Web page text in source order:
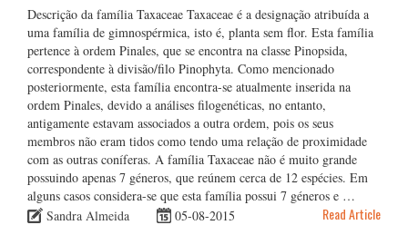
Descrição da família Taxaceae Taxaceae é a designação atribuída a
uma família de gimnospérmica, isto é, planta sem flor. Esta família
pertence à ordem Pinales, que se encontra na classe Pinopsida,
correspondente à divisão/filo Pinophyta. Como mencionado
posteriormente, esta família encontra-se atualmente inserida na
ordem Pinales, devido a análises filogenéticas, no entanto,
antigamente estavam associados a outra ordem, pois os seus
membros não eram tidos como tendo uma relação de proximidade
com as outras coníferas. A família Taxaceae não é muito grande
possuindo apenas 7 géneros, que reúnem cerca de 12 espécies. Em
alguns casos considera-se que esta família possui 7 géneros e …
Sandra Almeida
05-08-2015 Read Article